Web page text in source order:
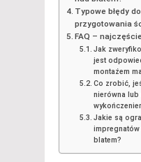
Typowe błędy
przygotowania
FAQ –
Jak
jest
montażem
Co zrobić,
nierówna
Jakie są
impregnatów
blatem?